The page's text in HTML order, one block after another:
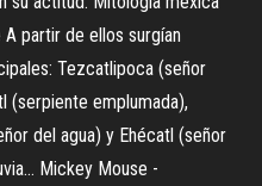
A partir de ellos surgían
Tezcatlipoca (señor
(serpiente emplumada),
del agua) y Ehécatl (señor
Mickey Mouse -